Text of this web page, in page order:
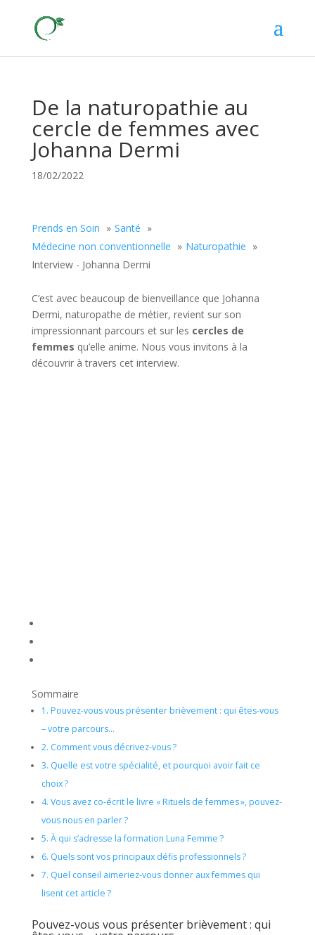
De la naturopathie au
cercle de femmes avec
Johanna Dermi
18/02/2022
Prends en Soin
Santé
Médecine non conventionnelle
Naturopathie
Interview - Johanna Dermi
C’est avec beaucoup de bienveillance que Johanna
Dermi, naturopathe de métier, revient sur son
impressionnant parcours et sur les cercles de
femmes qu’elle anime. Nous vous invitons à la
découvrir à travers cet interview.
Sommaire
1. Pouvez-vous vous présenter brièvement : qui êtes-vous
– votre parcours…
2. Comment vous décrivez-vous ?
3. Quelle est votre spécialité, et pourquoi avoir fait ce
choix ?
4. Vous avez co-écrit le livre « Rituels de femmes », pouvez-
vous nous en parler ?
5. À qui s’adresse la formation Luna Femme ?
6. Quels sont vos principaux défis professionnels ?
7. Quel conseil aimeriez-vous donner aux femmes qui
lisent cet article ?
Pouvez-vous vous présenter brièvement : qui